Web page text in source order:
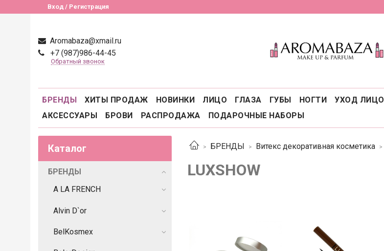
Вход / Регистрация
Aromabaza@xmail.ru
+7 (987)986-44-45
Обратный звонок
БРЕНДЫ ХИТЫ ПРОДАЖ НОВИНКИ ЛИЦО ГЛАЗА ГУБЫ НОГТИ УХОД ЛИЦО
АКСЕССУАРЫ
БРОВИ РАСПРОДАЖА ПОДАРОЧНЫЕ НАБОРЫ
БРЕНДЫ Витекс декоративная косметика
LUXSHOW
Каталог
БРЕНДЫ
A LA FRENCH
Alvin D`or
BelKosmex